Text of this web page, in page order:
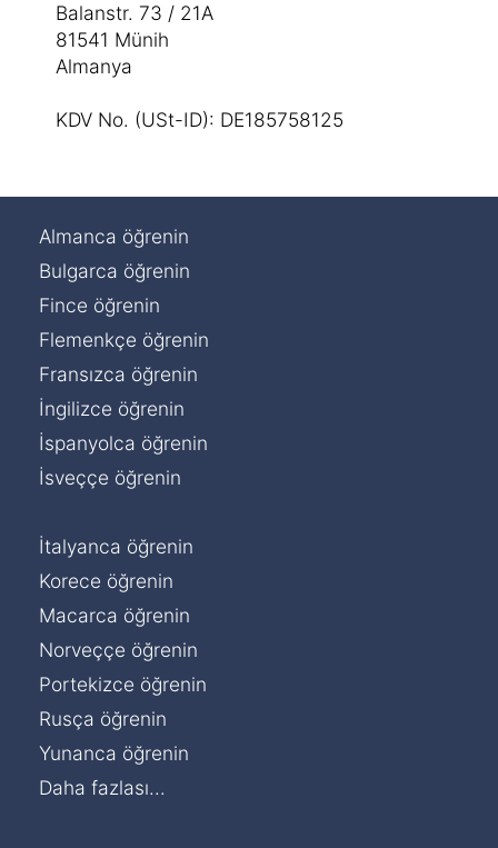
Balanstr. 73 / 21A
81541 Münih
Almanya
KDV No. (USt-ID): DE185758125
Almanca öğrenin
Bulgarca öğrenin
Fince öğrenin
Flemenkçe öğrenin
Fransızca öğrenin
İngilizce öğrenin
İspanyolca öğrenin
İsveççe öğrenin
İtalyanca öğrenin
Korece öğrenin
Macarca öğrenin
Norveççe öğrenin
Portekizce öğrenin
Rusça öğrenin
Yunanca öğrenin
Daha fazlası...